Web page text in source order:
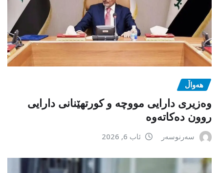
هەواڵ
وەزیری دارایی مووچە و کورتهێنانی دارایی
روون دەکاتەوە
سەرنوسەر ئاب 6, 2026